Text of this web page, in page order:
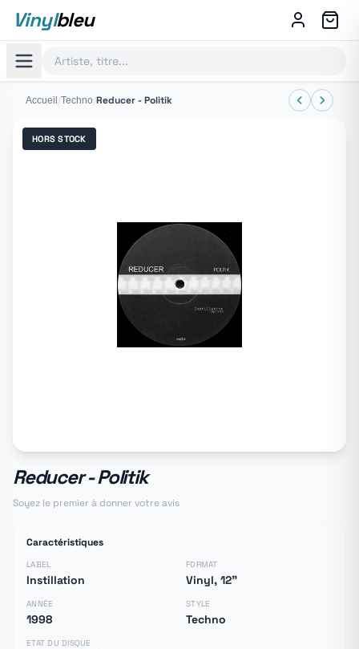
Vinylbleu
Accueil /Techno/Reducer - Politik
HORS STOCK
Reducer - Politik
Soyez le premier à donner votre avis
Caractéristiques
LABEL
Instillation
FORMAT
Vinyl, 12"
ANNÉE
1998
STYLE
Techno
ETAT DU DISQUE